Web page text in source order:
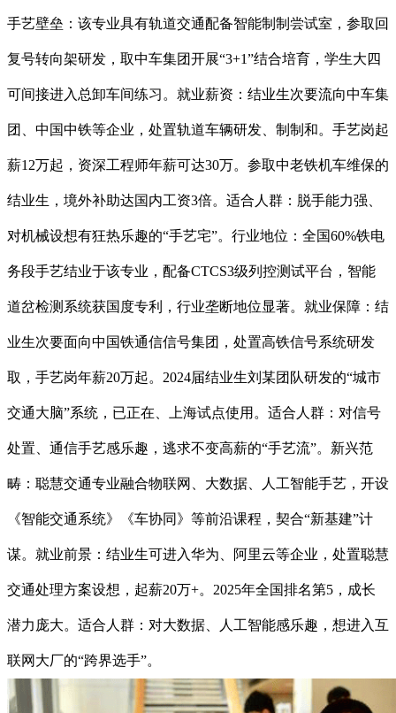
手艺壁垒：该专业具有轨道交通配备智能制制尝试室，参取回
复号转向架研发，取中车集团开展“3+1”结合培育，学生大四
可间接进入总卸车间练习。就业薪资：结业生次要流向中车集
团、中国中铁等企业，处置轨道车辆研发、制制和。手艺岗起
薪12万起，资深工程师年薪可达30万。参取中老铁机车维保的
结业生，境外补助达国内工资3倍。适合人群：脱手能力强、
对机械设想有狂热乐趣的“手艺宅”。行业地位：全国60%铁电
务段手艺结业于该专业，配备CTCS3级列控测试平台，智能
道岔检测系统获国度专利，行业垄断地位显著。就业保障：结
业生次要面向中国铁通信信号集团，处置高铁信号系统研发
取，手艺岗年薪20万起。2024届结业生刘某团队研发的“城市
交通大脑”系统，已正在、上海试点使用。适合人群：对信号
处置、通信手艺感乐趣，逃求不变高薪的“手艺流”。新兴范
畴：聪慧交通专业融合物联网、大数据、人工智能手艺，开设
《智能交通系统》《车协同》等前沿课程，契合“新基建”计
谋。就业前景：结业生可进入华为、阿里云等企业，处置聪慧
交通处理方案设想，起薪20万+。2025年全国排名第5，成长
潜力庞大。适合人群：对大数据、人工智能感乐趣，想进入互
联网大厂的“跨界选手”。